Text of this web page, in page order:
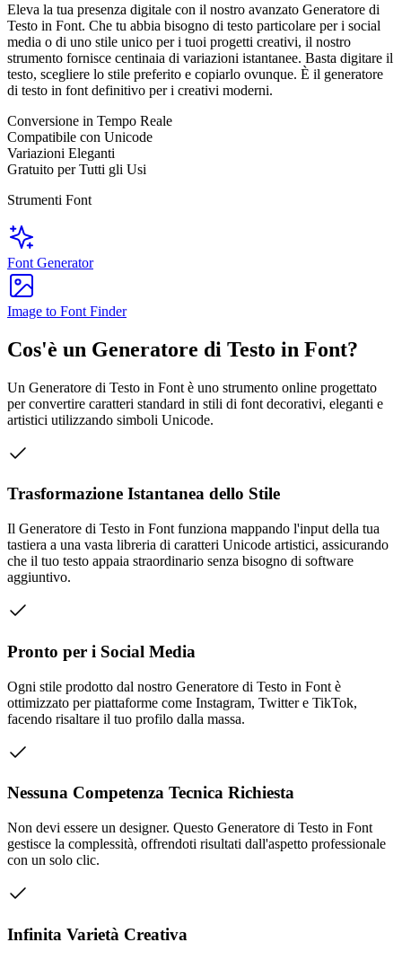
Eleva la tua presenza digitale con il nostro avanzato Generatore di
Testo in Font. Che tu abbia bisogno di testo particolare per i social
media o di uno stile unico per i tuoi progetti creativi, il nostro
strumento fornisce centinaia di variazioni istantanee. Basta digitare il
testo, scegliere lo stile preferito e copiarlo ovunque. È il generatore
di testo in font definitivo per i creativi moderni.
Conversione in Tempo Reale
Compatibile con Unicode
Variazioni Eleganti
Gratuito per Tutti gli Usi
Strumenti Font
Font Generator
Image to Font Finder
Cos'è un Generatore di Testo in Font?
Un Generatore di Testo in Font è uno strumento online progettato
per convertire caratteri standard in stili di font decorativi, eleganti e
artistici utilizzando simboli Unicode.
Trasformazione Istantanea dello Stile
Il Generatore di Testo in Font funziona mappando l'input della tua
tastiera a una vasta libreria di caratteri Unicode artistici, assicurando
che il tuo testo appaia straordinario senza bisogno di software
aggiuntivo.
Pronto per i Social Media
Ogni stile prodotto dal nostro Generatore di Testo in Font è
ottimizzato per piattaforme come Instagram, Twitter e TikTok,
facendo risaltare il tuo profilo dalla massa.
Nessuna Competenza Tecnica Richiesta
Non devi essere un designer. Questo Generatore di Testo in Font
gestisce la complessità, offrendoti risultati dall'aspetto professionale
con un solo clic.
Infinita Varietà Creativa